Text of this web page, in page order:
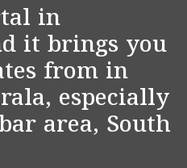
in
it brings you
from in
especially
area, South